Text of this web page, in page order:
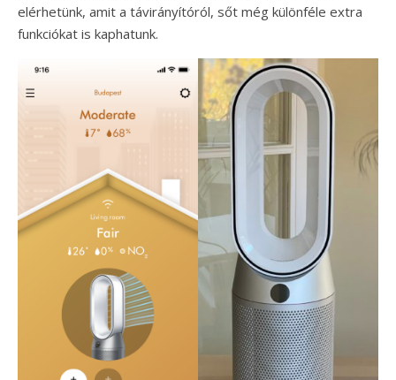
elérhetünk, amit a távirányítóról, sőt még különféle extra
funkciókat is kaphatunk.